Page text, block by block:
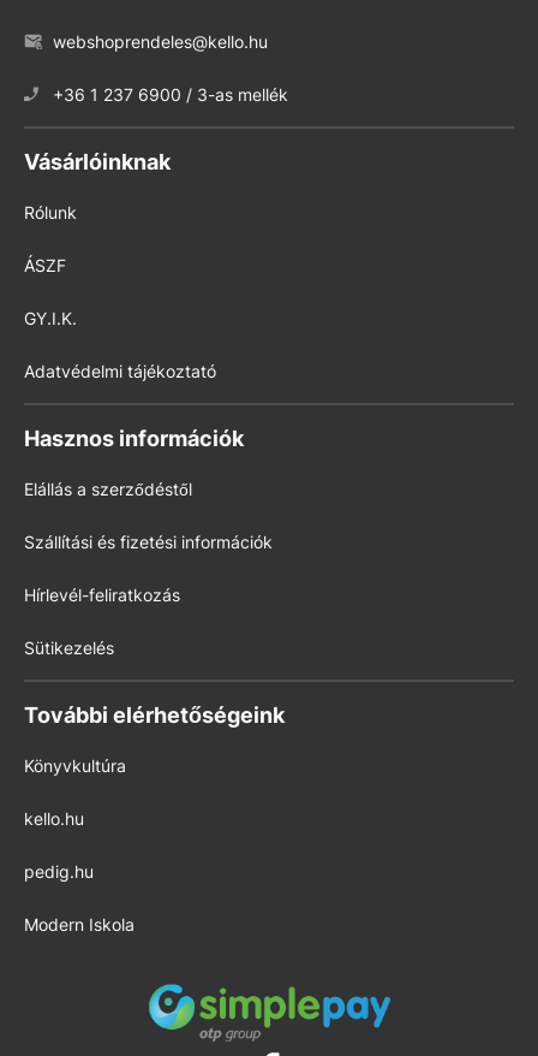
webshoprendeles@kello.hu
+36 1 237 6900 / 3-as mellék
Vásárlóinknak
Rólunk
ÁSZF
GY.I.K.
Adatvédelmi tájékoztató
Hasznos információk
Elállás a szerződéstől
Szállítási és fizetési információk
Hírlevél-feliratkozás
Sütikezelés
További elérhetőségeink
Könyvkultúra
kello.hu
pedig.hu
Modern Iskola